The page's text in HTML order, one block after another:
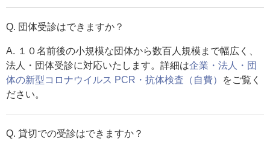
Q. 団体受診はできますか？
A. １０名前後の小規模な団体から数百人規模まで幅広く、
法人・団体受診に対応いたします。詳細は企業・法人・団
体の新型コロナウイルス PCR・抗体検査（自費）
をご覧く
ださい。
Q. 貸切での受診はできますか？